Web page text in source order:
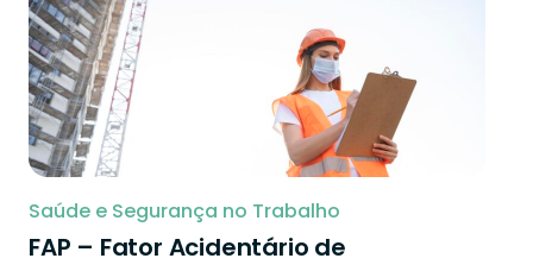
Saúde e Segurança no Trabalho
FAP – Fator Acidentário de